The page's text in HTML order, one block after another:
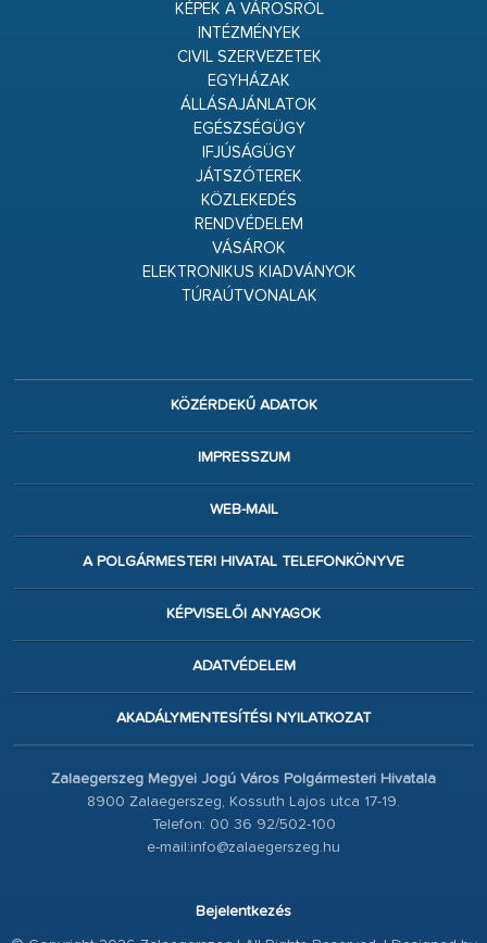
KÉPEK A VÁROSRÓL
INTÉZMÉNYEK
CIVIL SZERVEZETEK
EGYHÁZAK
ÁLLÁSAJÁNLATOK
EGÉSZSÉGÜGY
IFJÚSÁGÜGY
JÁTSZÓTEREK
KÖZLEKEDÉS
RENDVÉDELEM
VÁSÁROK
ELEKTRONIKUS KIADVÁNYOK
TÚRAÚTVONALAK
KÖZÉRDEKŰ ADATOK
IMPRESSZUM
WEB-MAIL
A POLGÁRMESTERI HIVATAL TELEFONKÖNYVE
KÉPVISELŐI ANYAGOK
ADATVÉDELEM
AKADÁLYMENTESÍTÉSI NYILATKOZAT
Zalaegerszeg Megyei Jogú Város Polgármesteri Hivatala
8900 Zalaegerszeg, Kossuth Lajos utca 17-19.
Telefon: 00 36 92/502-100
e-mail:info@zalaegerszeg.hu
Bejelentkezés